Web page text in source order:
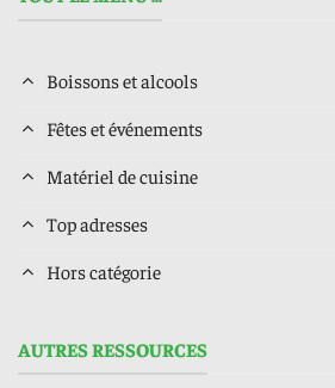
Boissons et alcools
Fêtes et événements
Matériel de cuisine
Top adresses
Hors catégorie
AUTRES RESSOURCES